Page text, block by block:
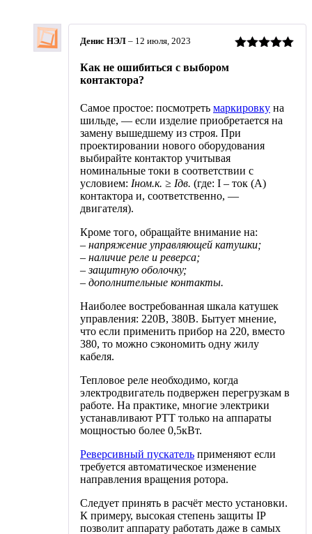
Денис НЭЛ – 12 июля, 2023
Как не ошибиться с выбором
контактора?
Самое простое: посмотреть маркировку на
шильде, — если изделие приобретается на
замену вышедшему из строя. При
проектировании нового оборудования
выбирайте контактор учитывая
номинальные токи в соответствии с
условием: Iном.к. ≥ Iдв. (где: I – ток (А)
контактора и, соответственно, —
двигателя).
Кроме того, обращайте внимание на:
– напряжение управляющей катушки;
– наличие реле и реверса;
– защитную оболочку;
– дополнительные контакты.
Наиболее востребованная шкала катушек
управления: 220В, 380В. Бытует мнение,
что если применить прибор на 220, вместо
380, то можно сэкономить одну жилу
кабеля.
Тепловое реле необходимо, когда
электродвигатель подвержен перегрузкам в
работе. На практике, многие электрики
устанавливают РТТ только на аппараты
мощностью более 0,5кВт.
Реверсивный пускатель применяют если
требуется автоматическое изменение
направления вращения ротора.
Следует принять в расчёт место установки.
К примеру, высокая степень защиты IP
позволит аппарату работать даже в самых